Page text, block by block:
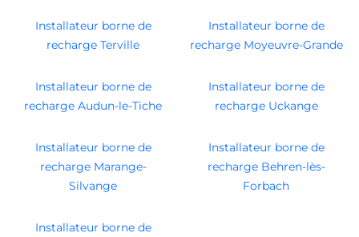
Installateur borne de
recharge Terville
Installateur borne de
recharge Moyeuvre-Grande
Installateur borne de
recharge Audun-le-Tiche
Installateur borne de
recharge Uckange
Installateur borne de
recharge Marange-
Silvange
Installateur borne de
recharge Behren-lès-
Forbach
Installateur borne de